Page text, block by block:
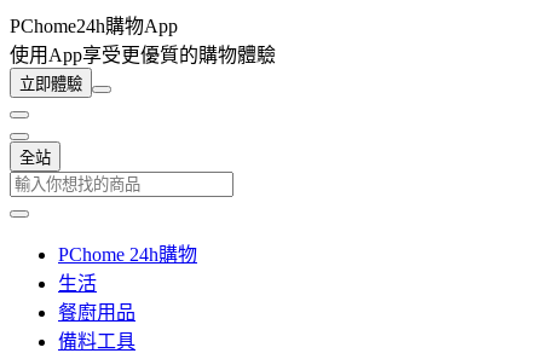
PChome24h購物App
使用App享受更優質的購物體驗
立即體驗
全站
PChome 24h購物
生活
餐廚用品
備料工具